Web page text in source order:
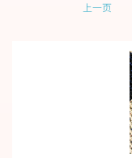
上一页